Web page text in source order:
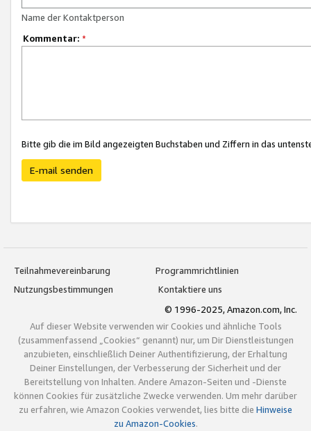
Name der Kontaktperson
Kommentar: *
Bitte gib die im Bild angezeigten Buchstaben und Ziffern in das
E-mail senden
Teilnahmevereinbarung
Programmrichtlinien
Nutzungsbestimmungen
Kontaktiere uns
© 1996-2025, Amazon.com, Inc.
Auf dieser Website verwenden wir Cookies und ähnliche Tools
(zusammenfassend „Cookies“ genannt) nur, um Dir Dienstleistungen
anzubieten, einschließlich Deiner Authentifizierung, der Erhaltung
Deiner Einstellungen, der Verbesserung der Sicherheit und der
Bereitstellung von Inhalten. Andere Amazon-Seiten und -Dienste
können Cookies für zusätzliche Zwecke verwenden. Um mehr darüber
zu erfahren, wie Amazon Cookies verwendet, lies bitte die Hinweise
zu Amazon-Cookies.